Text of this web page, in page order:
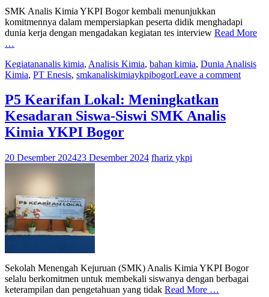
SMK Analis Kimia YKPI Bogor kembali menunjukkan
komitmennya dalam mempersiapkan peserta didik menghadapi
dunia kerja dengan mengadakan kegiatan tes interview Read More
…
Kegiatananalis kimia, Analisis Kimia, bahan kimia, Dunia Analisis
Kimia, PT Enesis, smkanaliskimiaykpibogorLeave a comment
P5 Kearifan Lokal: Meningkatkan
Kesadaran Siswa-Siswi SMK Analis
Kimia YKPI Bogor
20 Desember 202423 Desember 2024 fhariz ykpi
Sekolah Menengah Kejuruan (SMK) Analis Kimia YKPI Bogor
selalu berkomitmen untuk membekali siswanya dengan berbagai
keterampilan dan pengetahuan yang tidak Read More …